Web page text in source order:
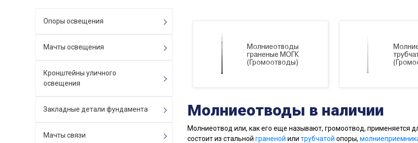
Опоры освещения
Мачты освещения
Кронштейны уличного
освещения
Закладные детали фундамента
Мачты связи
Молниеотводы
граненые МОГК
(Громоотводы)
Молниеотводы в наличии
Молниеотвод или, как его еще называют, громоотвод, применяется
состоит из стальной граненой или трубчатой опоры,